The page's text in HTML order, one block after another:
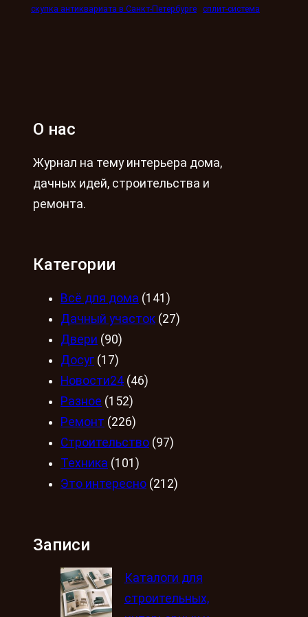
скупка антиквариата в Санкт-Петербурге сплит-система
О нас
Журнал на тему интерьера дома,
дачных идей, строительства и
ремонта.
Категории
Всё для дома (141)
Дачный участок (27)
Двери (90)
Досуг (17)
Новости24 (46)
Разное (152)
Ремонт (226)
Строительство (97)
Техника (101)
Это интересно (212)
Записи
Каталоги для
строительных,